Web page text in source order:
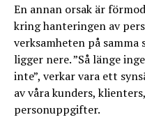
En annan orsak är
kring hanteringen av
verksamheten på
ligger nere. ”Så länge
inte”, verkar vara ett
av våra kunders,
personuppgifter.